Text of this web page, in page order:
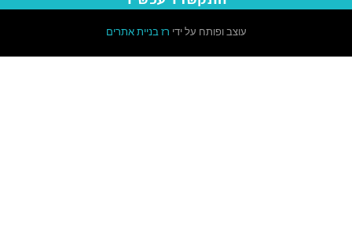
עוצב ופותח על ידי רז בניית אתרים